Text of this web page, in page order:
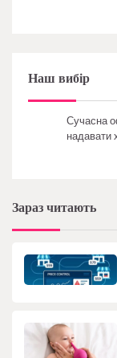
Наш вибір
Сучасна
надавати
Зараз читають